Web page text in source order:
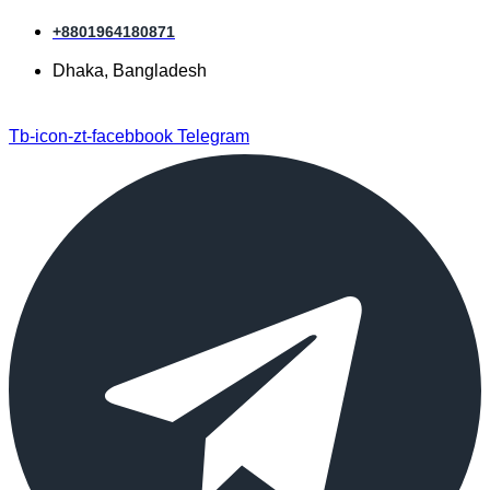
+8801964180871
Dhaka, Bangladesh
Tb-icon-zt-facebbook Telegram